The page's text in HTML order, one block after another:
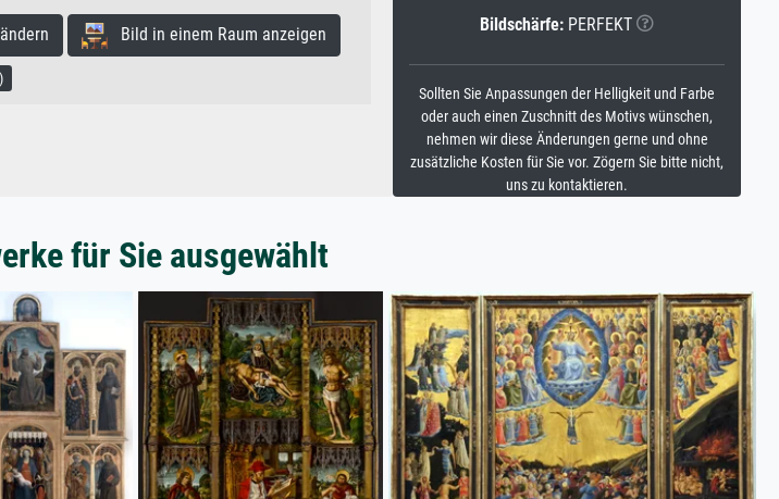
Bild in einem Raum anzeigen Bildschärfe: PERFEKT
Sollten Sie Anpassungen der Helligkeit und Farbe
oder auch einen Zuschnitt des Motivs wünschen,
nehmen wir diese Änderungen gerne und ohne
zusätzliche Kosten für Sie vor. Zögern Sie bitte nicht,
uns zu kontaktieren.
für Sie ausgewählt